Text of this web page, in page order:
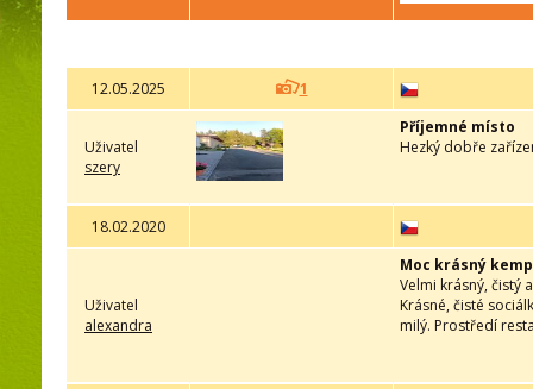
12.05.2025 1
Uživatel
szery
Příjemné místo
Hezký dobře
18.02.2020
Uživatel
alexandra
Moc krásný kemp
Velmi krásný, čistý
Krásné, čisté
milý. Prostředí